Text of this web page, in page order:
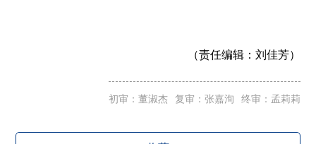
（责任编辑： 刘佳芳）
初审：董淑杰 复审：张嘉洵 终审：孟莉莉